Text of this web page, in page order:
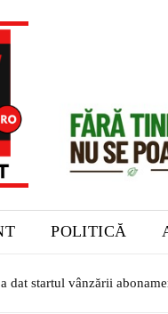
POLITICĂ
startul vânzării
patrimoniului sașilor